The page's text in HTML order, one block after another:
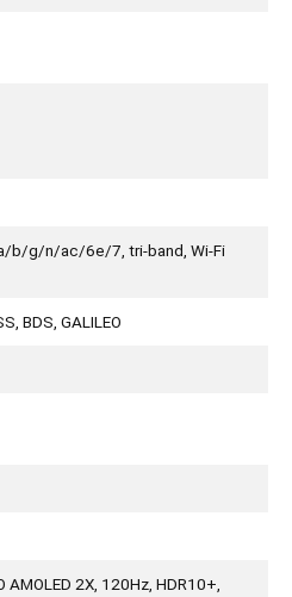
b/g/n/ac/6e/7, tri-band, Wi-Fi
BDS, GALILEO
AMOLED 2X, 120Hz, HDR10+,